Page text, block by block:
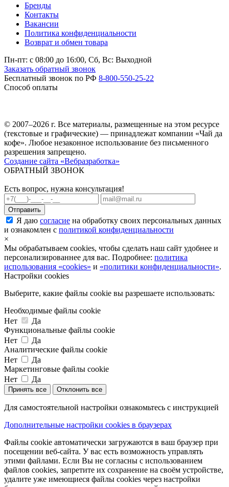
Бренды
Контакты
Вакансии
Политика конфиденциальности
Возврат и обмен товара
Пн-пт: c 08:00 до 16:00, Сб, Вс: Выходной
Заказать обратный звонок
Бесплатный звонок по РФ 8-800-550-25-22
Способ оплаты
© 2007–2026 г. Все материалы, размещенные на этом ресурсе
(текстовые и графические) — принадлежат компании «Чай да
кофе». Любое незаконное использование без письменного
разрешения запрещено.
Создание сайта «Вебразработка»
ОБРАТНЫЙ ЗВОНОК
Есть вопрос, нужна консультация!
Я даю согласие на обработку своих персональных данных
и ознакомлен с политикой конфиденциальности
×
Мы обрабатываем cookies, чтобы сделать наш сайт удобнее и
персонализированнее для вас. Подробнее: политика
использования «cookies» и «политики конфиденциальности».
Настройки cookies
Выберите, какие файлы cookie вы разрешаете использовать:
Необходимые файлы cookie
Нет
Да
Функциональные файлы cookie
Нет
Да
Аналитические файлы cookie
Нет
Да
Маркетинговые файлы cookie
Нет
Да
Принять все Отклонить все
Для самостоятельной настройки ознакомьтесь с инструкцией
Дополнительные настройки cookies в браузерах
Файлы cookie автоматически загружаются в ваш браузер при
посещении веб-сайта. У вас есть возможность управлять
этими файлами. Если Вы не согласны с использованием
файлов cookies, запретите их сохранение на своём устройстве,
удалите уже имеющиеся файлы cookies через настройки